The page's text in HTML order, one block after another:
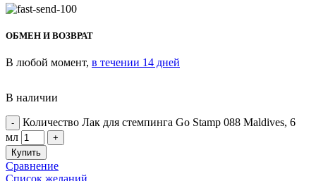
ОБМЕН И ВОЗВРАТ
В любой момент, в течении 14 дней
В наличии
Количество Лак для стемпинга Go Stamp 088 Maldives, 6
мл
Купить
Сравнение
Список желаний